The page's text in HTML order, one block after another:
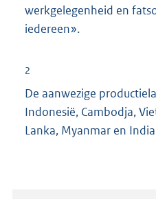
werkgelegenheid en
iedereen».
2
De aanwezige
Indonesië, Cambodja,
Lanka, Myanmar en